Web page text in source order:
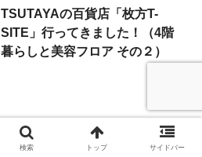
TSUTAYAの百貨店「枚方T-
SITE」行ってきました！（4階
暮らしと美容フロア その２）
肉フェス＆あいぱく（大阪）行
検索 トップ サイドバー